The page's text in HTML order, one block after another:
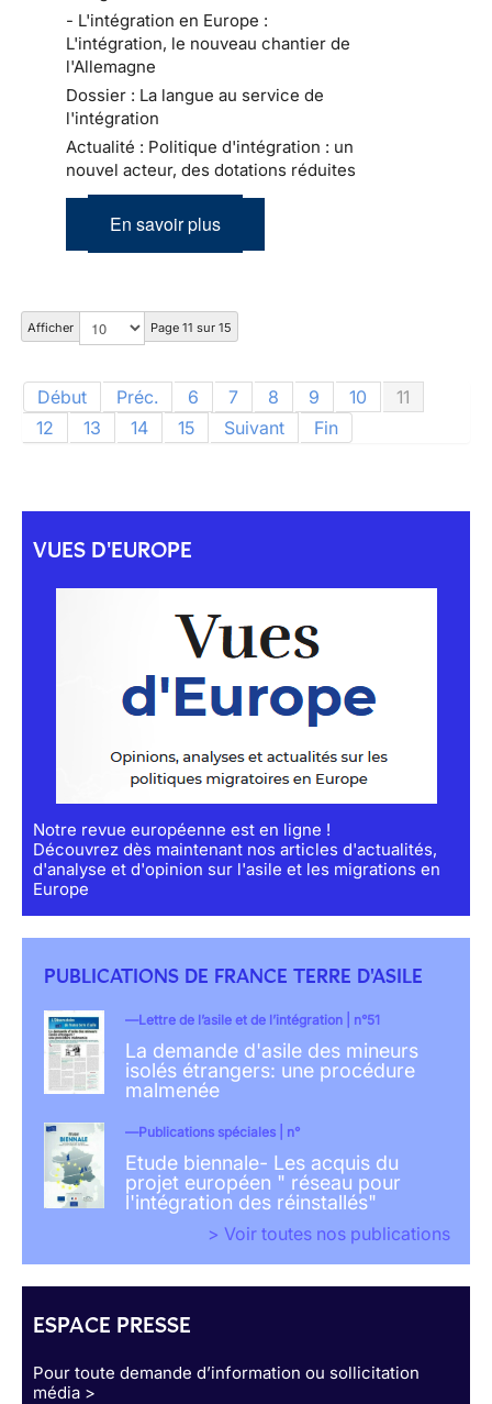
- L'intégration en Europe :
L'intégration, le nouveau chantier de
l'Allemagne
Dossier : La langue au service de
l'intégration
Actualité : Politique d'intégration : un
nouvel acteur, des dotations réduites
En savoir plus
Afficher Page 11 sur 15
Début Préc. 6 7 8 9 10
11
12
13 14 15 Suivant Fin
VUES D'EUROPE
Notre revue européenne est en ligne !
Découvrez dès maintenant nos articles d'actualités,
d'analyse et d'opinion sur l'asile et les migrations en
Europe
PUBLICATIONS DE FRANCE TERRE D'ASILE
Lettre de l’asile et de l’intégration | n°51
La demande d'asile des mineurs
isolés étrangers: une procédure
malmenée
Publications spéciales | n°
Etude biennale- Les acquis du
projet européen " réseau pour
l'intégration des réinstallés"
> Voir toutes nos publications
ESPACE PRESSE
Pour toute demande d’information ou sollicitation
média >